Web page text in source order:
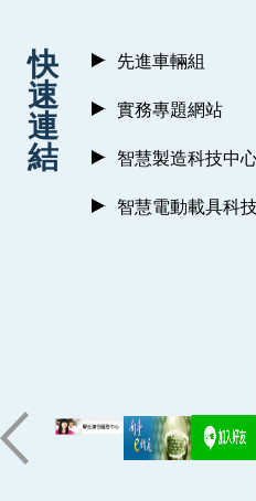
快
速
連
結
先進車輛組
實務專題網站
智慧製造科技中
智慧電動載具科